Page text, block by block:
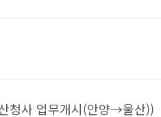
청사 업무개시(안양→울산))